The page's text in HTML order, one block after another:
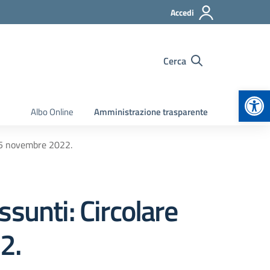
Accedi
Cerca
Albo Online Amministrazione trasparente
novembre 2022.
Circolare